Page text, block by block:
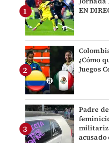
EN
¿Cómo
Juegos
Padre